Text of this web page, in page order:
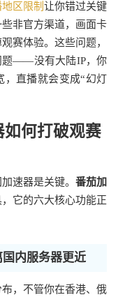
区限制让你错过关键
非官方渠道，画面卡
赛体验。这些问题，
题——没有大陆IP，你
，直播就会变成“幻灯
何打破观赛
速器是关键。 番茄加
它的六大核心功能正
内服务器更近
，不管你在香港、俄